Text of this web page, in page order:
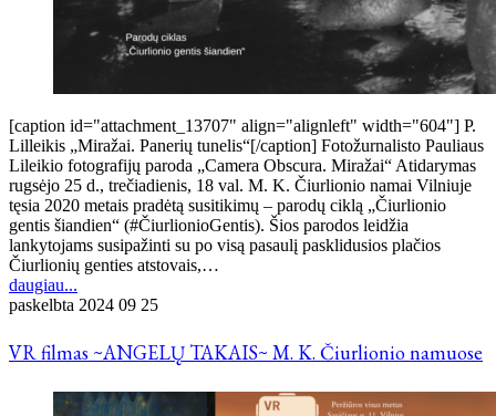
[caption id="attachment_13707" align="alignleft" width="604"] P.
Lilleikis „Miražai. Panerių tunelis“[/caption] Fotožurnalisto Pauliaus
Lileikio fotografijų paroda „Camera Obscura. Miražai“ Atidarymas
rugsėjo 25 d., trečiadienis, 18 val. M. K. Čiurlionio namai Vilniuje
tęsia 2020 metais pradėtą susitikimų – parodų ciklą „Čiurlionio
gentis šiandien“ (#ČiurlionioGentis). Šios parodos leidžia
lankytojams susipažinti su po visą pasaulį pasklidusios plačios
Čiurlionių genties atstovais,…
daugiau...
paskelbta 2024 09 25
VR filmas ~ANGELŲ TAKAIS~ M. K. Čiurlionio namuose